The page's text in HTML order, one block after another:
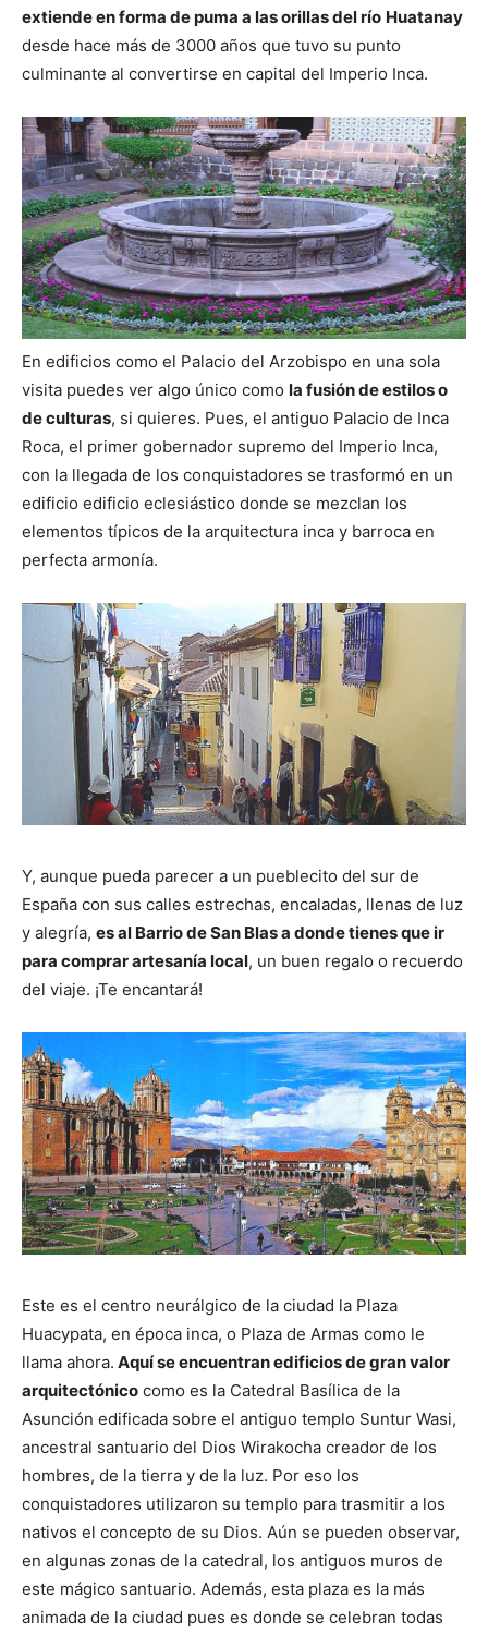
extiende en forma de puma a las orillas del río Huatanay
desde hace más de 3000 años que tuvo su punto
culminante al convertirse en capital del Imperio Inca.
En edificios como el Palacio del Arzobispo en una sola
visita puedes ver algo único como la fusión de estilos o
de culturas, si quieres. Pues, el antiguo Palacio de Inca
Roca, el primer gobernador supremo del Imperio Inca,
con la llegada de los conquistadores se trasformó en un
edificio edificio eclesiástico donde se mezclan los
elementos típicos de la arquitectura inca y barroca en
perfecta armonía.
Y, aunque pueda parecer a un pueblecito del sur de
España con sus calles estrechas, encaladas, llenas de luz
y alegría, es al Barrio de San Blas a donde tienes que ir
para comprar artesanía local, un buen regalo o recuerdo
del viaje. ¡Te encantará!
Este es el centro neurálgico de la ciudad la Plaza
Huacypata, en época inca, o Plaza de Armas como le
llama ahora. Aquí se encuentran edificios de gran valor
arquitectónico como es la Catedral Basílica de la
Asunción edificada sobre el antiguo templo Suntur Wasi,
ancestral santuario del Dios Wirakocha creador de los
hombres, de la tierra y de la luz. Por eso los
conquistadores utilizaron su templo para trasmitir a los
nativos el concepto de su Dios. Aún se pueden observar,
en algunas zonas de la catedral, los antiguos muros de
este mágico santuario. Además, esta plaza es la más
animada de la ciudad pues es donde se celebran todas